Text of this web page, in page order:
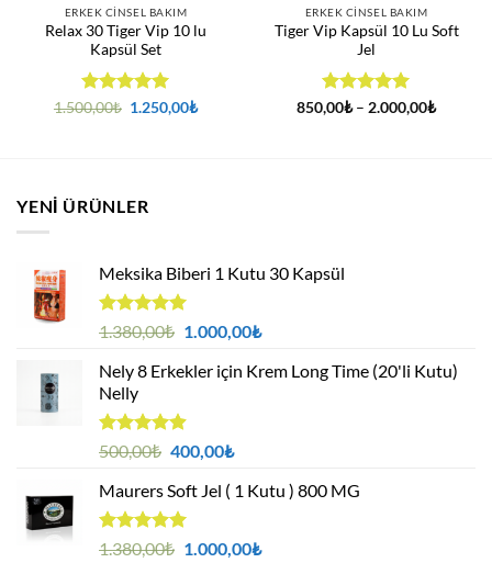
ERKEK CINSEL BAKIM
Relax 30 Tiger Vip 10 lu
Kapsül Set
5 üzerinden
1.500,00₺ Orijinal
1.250,00₺Şu
ERKEK CINSEL BAKIM
Tiger Vip Kapsül 10 Lu Soft
Jel
5 üzerinden
850,00₺ – 2.000,00₺Fiyat
YENI ÜRÜNLER
Meksika Biberi 1 Kutu 30 Kapsül
5 üzerinden
oy
aldı
1.380,00₺ Orijinal
1.380,00₺.
1.000,00₺Şu
fiyat:
Nely 8 Erkekler için Krem Long Time (20'li Kutu)
Nelly
5 üzerinden
oy
aldı
500,00₺ Orijinal
500,00₺.
400,00₺Şu
fiyat:
Maurers Soft Jel ( 1 Kutu ) 800 MG
5 üzerinden
oy
1.380,00₺ Orijinal
1.000,00₺Şu